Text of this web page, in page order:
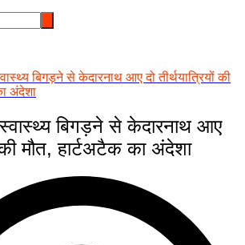
बिगड़ने से केदारनाथ आए दो तीर्थयात्रियों की
अंदेशा
बिगड़ने से केदारनाथ आए
की मौत, हार्टअटैक का अंदेशा